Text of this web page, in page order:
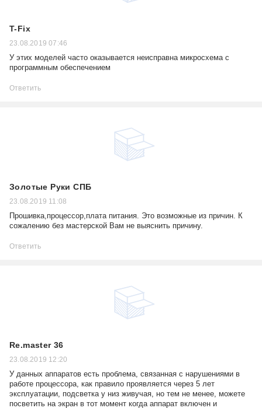
T-Fix
23.08.2019 07:46
У этих моделей часто оказывается неисправна микросхема с
программным обеспечением
Ответить
Золотые Руки СПБ
23.08.2019 11:08
Прошивка,процессор,плата питания. Это возможные из причин. К
сожалению без мастерской Вам не выяснить причину.
Ответить
Re.master 36
23.08.2019 12:20
У данных аппаратов есть проблема, связанная с нарушениями в
работе процессора, как правило проявляется через 5 лет
эксплуатации, подсветка у низ живучая, но тем не менее, можете
посветить на экран в тот момент когда аппарат включен и